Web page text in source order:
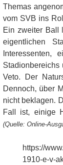
Themas
vom SVB ins
Ein zweiter Ball
eigentlichen
Interessenten,
Stadionbereichs
Veto. Der
Dennoch, über
nicht beklagen.
Fall ist, einige
(Quelle: Online-
https://
1910-e-v-